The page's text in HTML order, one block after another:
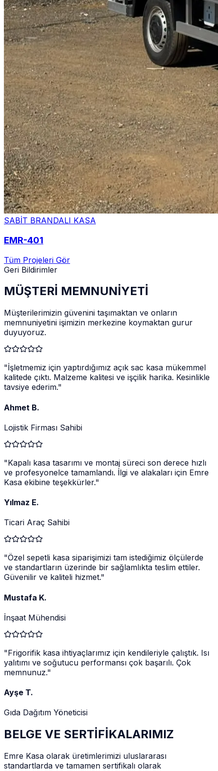
SABİT BRANDALI KASA
EMR-401
Tüm Projeleri Gör
Geri Bildirimler
MÜŞTERİ MEMNUNİYETİ
Müşterilerimizin güvenini taşımaktan ve onların
memnuniyetini işimizin merkezine koymaktan gurur
duyuyoruz.
"İşletmemiz için yaptırdığımız açık sac kasa mükemmel
kalitede çıktı. Malzeme kalitesi ve işçilik harika. Kesinlikle
tavsiye ederim."
Ahmet B.
Lojistik Firması Sahibi
"Kapalı kasa tasarımı ve montaj süreci son derece hızlı
ve profesyonelce tamamlandı. İlgi ve alakaları için Emre
Kasa ekibine teşekkürler."
Yılmaz E.
Ticari Araç Sahibi
"Özel sepetli kasa siparişimizi tam istediğimiz ölçülerde
ve standartların üzerinde bir sağlamlıkta teslim ettiler.
Güvenilir ve kaliteli hizmet."
Mustafa K.
İnşaat Mühendisi
"Frigorifik kasa ihtiyaçlarımız için kendileriyle çalıştık. Isı
yalıtımı ve soğutucu performansı çok başarılı. Çok
memnunuz."
Ayşe T.
Gıda Dağıtım Yöneticisi
BELGE VE SERTİFİKALARIMIZ
Emre Kasa olarak üretimlerimizi uluslararası
standartlarda ve tamamen sertifikalı olarak